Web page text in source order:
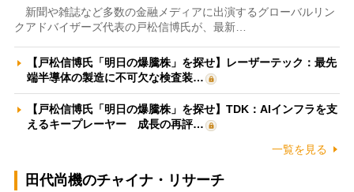
新聞や雑誌など多数の金融メディアに出演するグローバルリン
クアドバイザーズ代表の戸松信博氏が、最新…
【戸松信博氏「明日の爆騰株」を探せ】レーザーテック：最先
端半導体の製造に不可欠な検査装…
【戸松信博氏「明日の爆騰株」を探せ】TDK：AIインフラを支
えるキープレーヤー 成長の再評…
一覧を見る
田代尚機のチャイナ・リサーチ